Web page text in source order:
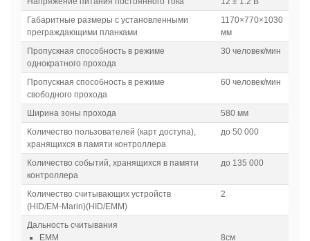
Габаритные размеры с установленными
преграждающими планками
1170×770×1030
мм
Пропускная способность в режиме
однократного прохода
30 человек/мин
Пропускная способность в режиме
свободного прохода
60 человек/мин
Ширина зоны прохода
580 мм
Количество пользователей (карт доступа),
хранящихся в памяти контроллера
до 50 000
Количество событий, хранящихся в памяти
контроллера
до 135 000
Количество считывающих устройств
(HID/EM-Marin)(HID/EMM)
2
Дальность считывания
EMM
8см